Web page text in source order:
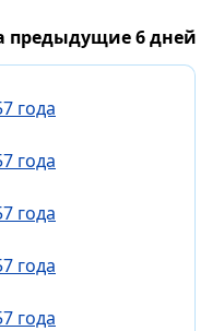
предыдущие 6 дней
года
года
года
года
года